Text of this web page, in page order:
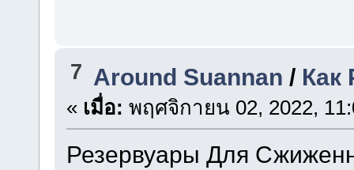
7 Around Suannan / Как
« เมื่อ: พฤศจิกายน 02, 2022,
Резервуары Для